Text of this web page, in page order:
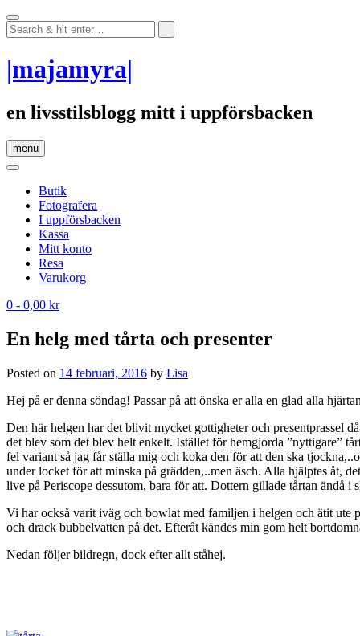
Skip
to
content
|majamyra|
en livsstilsblogg mitt i uppförsbacken
menu
Butik
Fotografera
I uppförsbacken
Kassa
Mitt konto
Resa
Varukorg
0 - 0,00 kr
En helg med tårta och presenter
Posted on 14 februari, 2016 by Lisa
Hej på er denna söndag! Passar på att önska er alla en glad alla
Den här helgen har det blivit mycket gottigheter och presentprassel
det blev som det blev helt enkelt. Istället för hemgjorda ”nyttigare”
fel variant så jag får ställa mig och koka den för att den ska
under locket för att minska på grädden,..men äsch. Alla hjälptes åt,
live på Periscope dessutom, bara för att. Dottern gillade tårtan ändå i
Vi har också varit iväg och bowlat med familjen i helgen och ätit ute
och drack bubbelvatten på det. Efteråt kändes min gom helt
Nedan följer bildregn, dock efter allt ståhej.